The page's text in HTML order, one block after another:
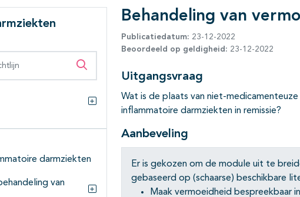
Zoeken binnen deze richtlijn
Alles openklappen
darmziekten
van
Behandeling van
Publicatiedatum: 23-12-2022
Beoordeeld op geldigheid: 23-12-2022
Uitgangsvraag
Wat is de plaats van niet-
inflammatoire darmziekten in remissie?
Aanbeveling
Er is gekozen om de module uit te
gebaseerd op (schaarse) beschikbare
Maak vermoeidheid bespreekbaar